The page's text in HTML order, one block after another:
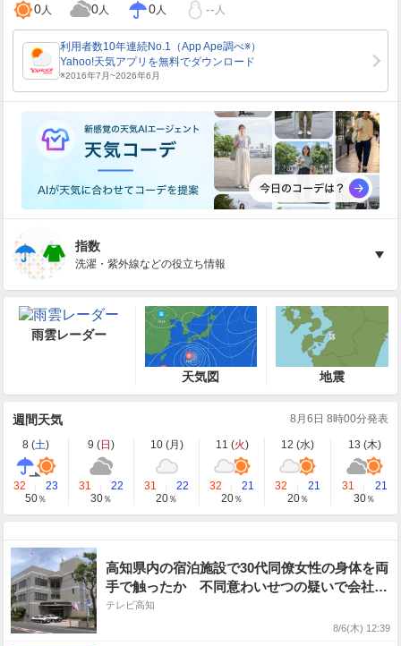
0人 0人 0人 -- 人
指数
洗濯・紫外線などの役立ち情報
雨雲レーダー
天気図 地震
週間天気 8月6日 8時00分発表
8 (土) 9 (日 ) 10 (月 ) 11 (火) 12 (水) 13 (木)
32
23
50％
31
22
30％
31
22
20％
32
21
20％
32
21
20％
31
21
30％
高知県内の宿泊施設で30代同僚女性の身体を両
手で触ったか 不同意わいせつの疑いで会社員
の男（56）を逮捕【高知】
テレビ高知
8/6(木) 12:39